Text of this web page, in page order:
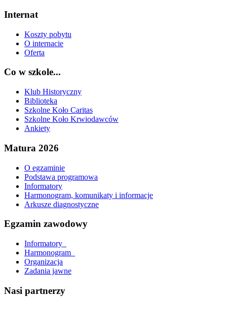
Internat
Koszty pobytu
O internacie
Oferta
Co w szkole...
Klub Historyczny
Biblioteka
Szkolne Koło Caritas
Szkolne Koło Krwiodawców
Ankiety
Matura 2026
O egzaminie
Podstawa programowa
Informatory
Harmonogram, komunikaty i informacje
Arkusze diagnostyczne
Egzamin zawodowy
Informatory_
Harmonogram_
Organizacja
Zadania jawne
Nasi partnerzy